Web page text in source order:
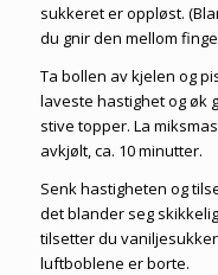
sukkeret er oppløst.
du gnir den mellom
Ta bollen av kjelen og
laveste hastighet og øk
stive topper. La
avkjølt, ca. 10 minutter.
Senk hastigheten og
det blander seg
tilsetter du
luftboblene er borte.